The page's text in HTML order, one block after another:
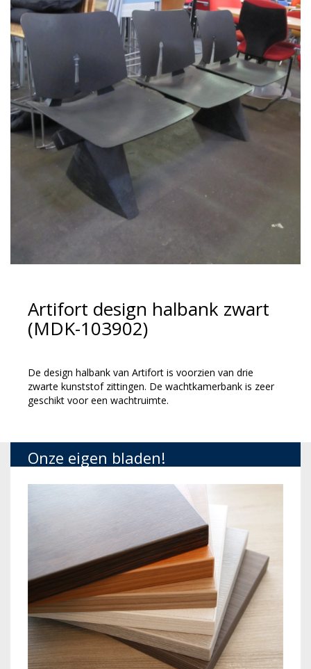
Artifort design halbank zwart
(MDK-103902)
De design halbank van Artifort is voorzien van drie
zwarte kunststof zittingen. De wachtkamerbank is zeer
geschikt voor een wachtruimte.
Onze eigen bladen!